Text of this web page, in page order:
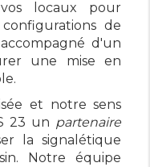
locaux pour
de
d'un
une mise en
et notre sens
23 un partenaire
la signalétique
Notre équipe